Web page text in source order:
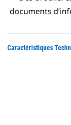
documents
Caractéristiques